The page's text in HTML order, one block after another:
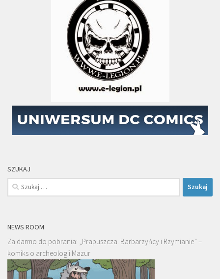
SZUKAJ
Szukaj:
NEWS ROOM
Za darmo do pobrania: „Prapuszcza. Barbarzyńcy i Rzymianie” –
komiks o archeologii Mazur